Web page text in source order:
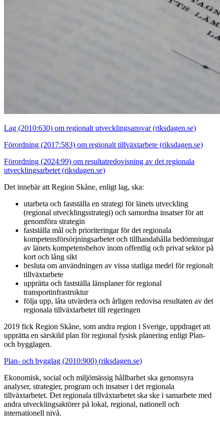
Lag (2010:630) om regionalt utvecklingsansvar (riksdagen.se)
Förordning (2017:583) om regionalt tillväxtarbete (riksdagen.se)
Förordning (2024:99) om resultatredovisning av det regionala
utvecklingsarbetet (riksdagen.se)
Det innebär att Region Skåne, enligt lag, ska:
utarbeta och fastställa en strategi för länets utveckling
(regional utvecklingsstrategi) och samordna insatser för att
genomföra strategin
fastställa mål och prioriteringar för det regionala
kompetensförsörjningsarbetet och tillhandahålla bedömningar
av länets kompetensbehov inom offentlig och privat sektor på
kort och lång sikt
besluta om användningen av vissa statliga medel för regionalt
tillväxtarbete
upprätta och fastställa länsplaner för regional
transportinfrastruktur
följa upp, låta utvärdera och årligen redovisa resultaten av det
regionala tillväxtarbetet till regeringen
2019 fick Region Skåne, som andra region i Sverige, uppdraget att
upprätta en särskild plan för regional fysisk planering enligt Plan-
och bygglagen.
Plan- och bygglag (2010:900) (riksdagen.se)
Ekonomisk, social och miljömässig hållbarhet ska genomsyra
analyser, strategier, program och insatser i det regionala
tillväxtarbetet. Det regionala tillväxtarbetet ska ske i samarbete med
andra utvecklingsaktörer på lokal, regional, nationell och
internationell nivå.